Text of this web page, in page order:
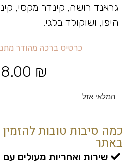
גראנד רושה, קינדר מקסי,
היפו, ושוקולד בלגי.
כרטיס ברכה מהודר מתנ
₪
המלאי אזל
כמה סיבות טובות להזמין
באתר
שירות ואחריות מעולים עם 20 שנה של מוניטין